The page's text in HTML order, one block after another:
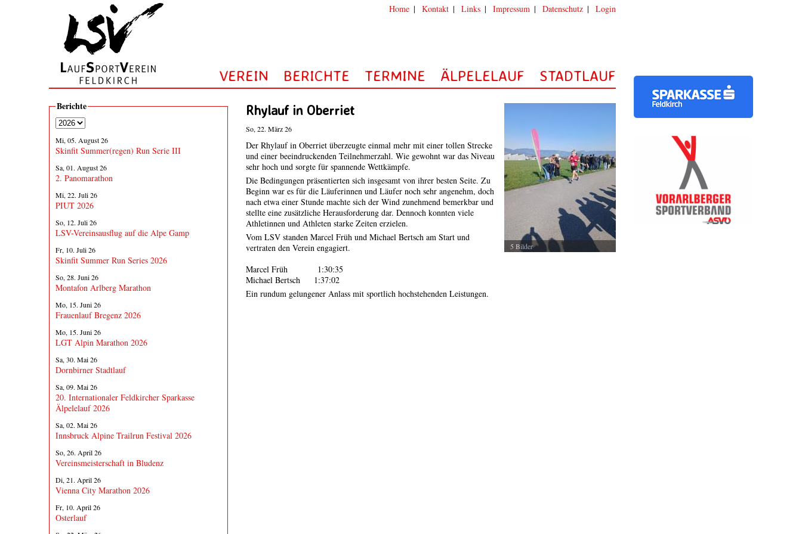
Home | Kontakt | Links | Impressum | Datenschutz | Login
VEREIN BERICHTE TERMINE ÄLPELELAUF STADTLAUF
Berichte
Mi, 05. August 26
Skinfit Summer(regen) Run Serie III
Sa, 01. August 26
2. Panomarathon
Mi, 22. Juli 26
PIUT 2026
So, 12. Juli 26
LSV-Vereinsausflug auf die Alpe Gamp
Fr, 10. Juli 26
Skinfit Summer Run Series 2026
So, 28. Juni 26
Montafon Arlberg Marathon
Mo, 15. Juni 26
Frauenlauf Bregenz 2026
Mo, 15. Juni 26
LGT Alpin Marathon 2026
Sa, 30. Mai 26
Dornbirner Stadtlauf
Sa, 09. Mai 26
20. Internationaler Feldkircher Sparkasse
Älpelelauf 2026
Sa, 02. Mai 26
Innsbruck Alpine Trailrun Festival 2026
So, 26. April 26
Vereinsmeisterschaft in Bludenz
Di, 21. April 26
Vienna City Marathon 2026
Fr, 10. April 26
Osterlauf
5 Bilder
Rhylauf in Oberriet
So, 22. März 26
Der Rhylauf in Oberriet überzeugte einmal mehr mit einer tollen Strecke
und einer beeindruckenden Teilnehmerzahl. Wie gewohnt war das Niveau
sehr hoch und sorgte für spannende Wettkämpfe.
Die Bedingungen präsentierten sich insgesamt von ihrer besten Seite. Zu
Beginn war es für die Läuferinnen und Läufer noch sehr angenehm, doch
nach etwa einer Stunde machte sich der Wind zunehmend bemerkbar und
stellte eine zusätzliche Herausforderung dar. Dennoch konnten viele
Athletinnen und Athleten starke Zeiten erzielen.
Vom LSV standen Marcel Früh und Michael Bertsch am Start und
vertraten den Verein engagiert.
Marcel Früh 1:30:35
Michael Bertsch 1:37:02
Ein rundum gelungener Anlass mit sportlich hochstehenden Leistungen.